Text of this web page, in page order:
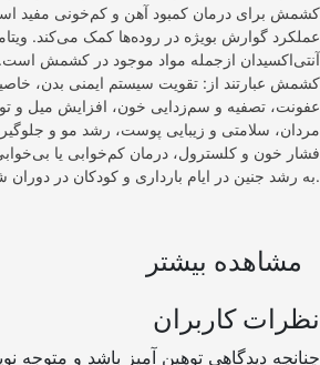
کشمش برای درمان کمبود آهن و کم‌خونی مفید
عملکرد گوارش بویژه در روده‌ها کمک می‌کند.
آنتی‌اکسیدان‌ ازجمله مواد موجود در کشمش
کشمش عبارتند از: تقویت سیستم ایمنی بدن،
عفونت، تصفیه و سم‌زدایی خون، افزایش میل و
مردان، سلامتی و زیبایی پوست، رشد مو و
فشار خون و کلسترول، درمان کم‌خوابی یا
به رشد جنین در ایام بارداری و کودکان در دوران شیردهی از طریق تغذیه مادر.
مشاهده بیشتر
نظرات کاربران